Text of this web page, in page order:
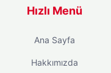
Hızlı Menü
Ana Sayfa
Hakkımızda